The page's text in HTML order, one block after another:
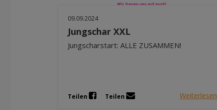
09.09.2024
Jungschar XXL
Jungscharstart: ALLE ZUSAMMEN!
Teilen Teilen Weiterlesen